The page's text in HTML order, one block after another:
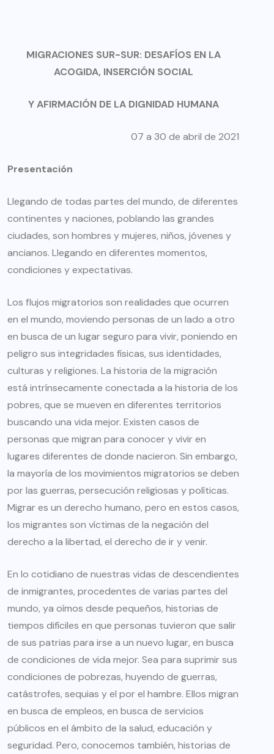
MIGRACIONES SUR-SUR: DESAFÍOS EN LA
ACOGIDA, INSERCIÓN SOCIAL
Y AFIRMACIÓN DE LA DIGNIDAD HUMANA
07 a 30 de abril de 2021
Presentación
Llegando de todas partes del mundo, de diferentes
continentes y naciones, poblando las grandes
ciudades, son hombres y mujeres, niños, jóvenes y
ancianos. Llegando en diferentes momentos,
condiciones y expectativas.
Los flujos migratorios son realidades que ocurren
en el mundo, moviendo personas de un lado a otro
en busca de un lugar seguro para vivir, poniendo en
peligro sus integridades físicas, sus identidades,
culturas y religiones. La historia de la migración
está intrínsecamente conectada a la historia de los
pobres, que se mueven en diferentes territorios
buscando una vida mejor. Existen casos de
personas que migran para conocer y vivir en
lugares diferentes de donde nacieron. Sin embargo,
la mayoría de los movimientos migratorios se deben
por las guerras, persecución religiosas y políticas.
Migrar es un derecho humano, pero en estos casos,
los migrantes son víctimas de la negación del
derecho a la libertad, el derecho de ir y venir.
En lo cotidiano de nuestras vidas de descendientes
de inmigrantes, procedentes de varias partes del
mundo, ya oímos desde pequeños, historias de
tiempos difíciles en que personas tuvieron que salir
de sus patrias para irse a un nuevo lugar, en busca
de condiciones de vida mejor. Sea para suprimir sus
condiciones de pobrezas, huyendo de guerras,
catástrofes, sequias y el por el hambre. Ellos migran
en busca de empleos, en busca de servicios
públicos en el ámbito de la salud, educación y
seguridad. Pero, conocemos también, historias de